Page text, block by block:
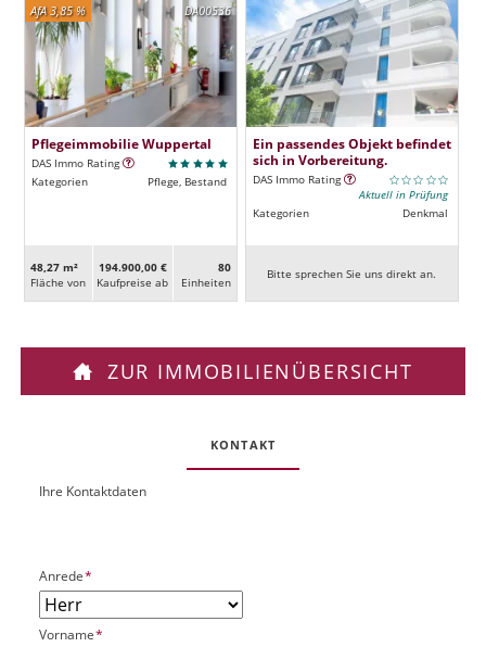
DA00536
AfA 3,85 %
Pflegeimmobilie Wuppertal
DAS Immo Rating
Kategorien
Pflege, Bestand
48,27 m²
Fläche von
194.900,00 €
Kaufpreise ab
80
Ein­heiten
Ein passendes Objekt befindet
sich in Vorbereitung.
DAS Immo Rating
Aktuell in Prüfung
Kategorien
Denkmal
Bitte sprechen Sie uns direkt an.
ZUR IMMOBILIENÜBERSICHT
KONTAKT
O
k
P
UIhre Kontaktdaten
P
f
l
i
Anrede*
P
Vorname*